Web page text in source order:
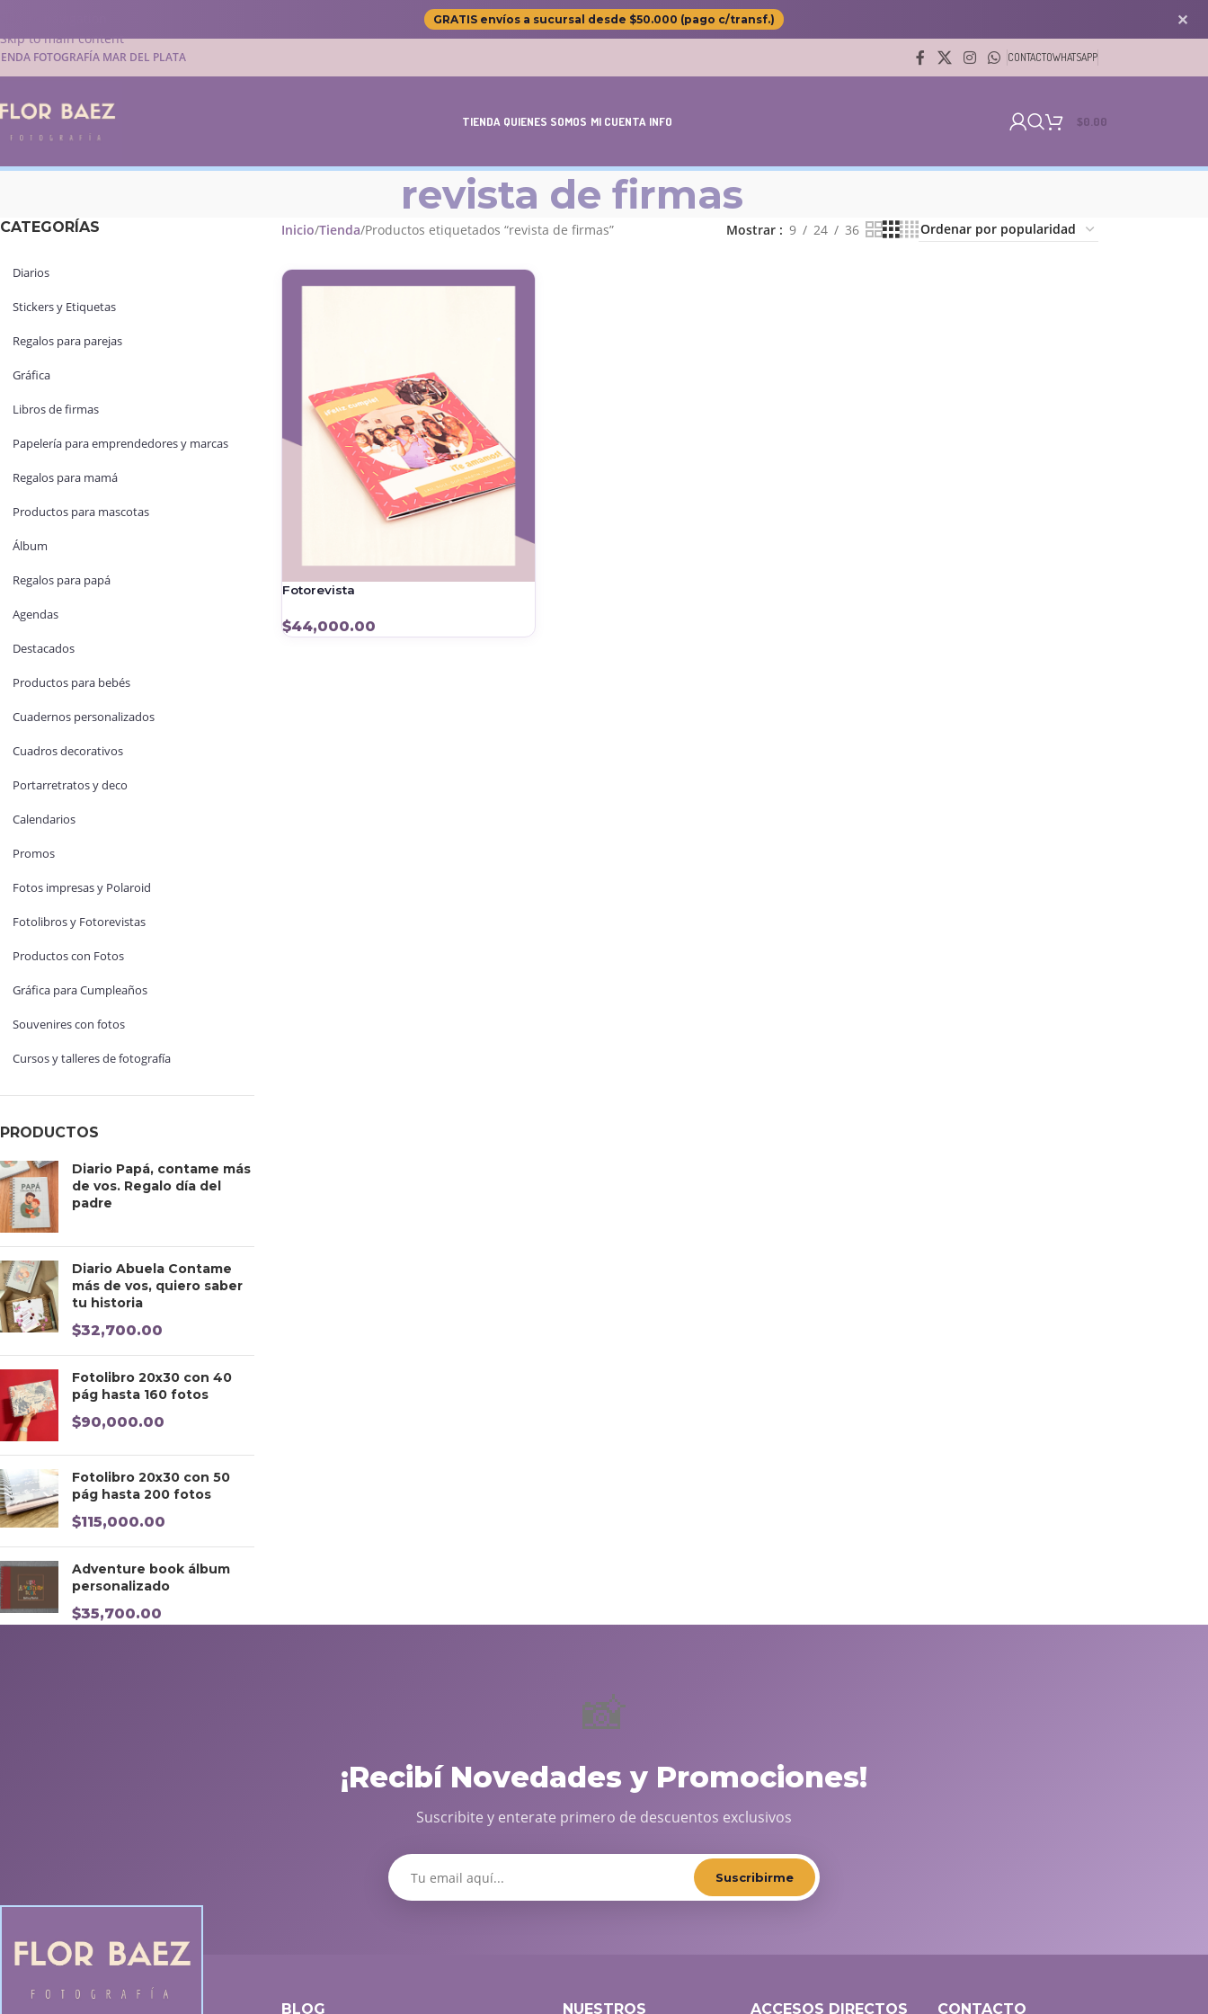
Skip to main content
GRATIS envíos a sucursal desde $50.000 (pago c/transf.) ✕
FOTOGRAFÍA MAR DEL PLATA CONTACTOWHATSAPP
TIENDA QUIENES SOMOS MI CUENTA INFO $0.00
revista de firmas
CATEGORÍAS
Diarios
Stickers y Etiquetas
Regalos para parejas
Gráfica
Libros de firmas
Papelería para emprendedores y marcas
Regalos para mamá
Productos para mascotas
Álbum
Regalos para papá
Agendas
Destacados
Productos para bebés
Cuadernos personalizados
Cuadros decorativos
Portarretratos y deco
Calendarios
Promos
Fotos impresas y Polaroid
Fotolibros y Fotorevistas
Productos con Fotos
Gráfica para Cumpleaños
Souvenires con fotos
Cursos y talleres de fotografía
PRODUCTOS
Diario Papá, contame más
de vos. Regalo día del
padre
Diario Abuela Contame
más de vos, quiero saber
tu historia
$32,700.00
Fotolibro 20x30 con 40
pág hasta 160 fotos
$90,000.00
Fotolibro 20x30 con 50
pág hasta 200 fotos
$115,000.00
Adventure book álbum
personalizado
$35,700.00
Inicio Tienda Productos etiquetados “revista de firmas” Mostrar 9 24 36
Fotorevista
$44,000.00
📸
¡Recibí Novedades y Promociones!
Suscribite y enterate primero de descuentos exclusivos
Suscribirme
BLOG NUESTROS ACCESOS DIRECTOS CONTACTO